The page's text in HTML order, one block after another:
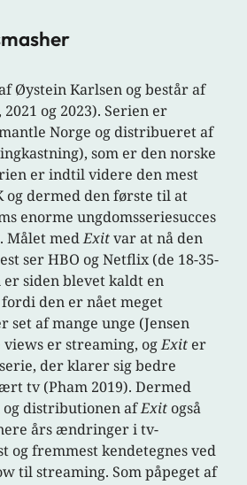
Øystein Karlsen og består af
og 2023). Serien er
Norge og distribueret af
som er den norske
er indtil videre den mest
og dermed den første til at
enorme ungdomsseriesucces
Målet medExitvar at nå den
ser HBO og Netflix (de 18-35-
siden blevet kaldt en
fordi den er nået meget
set af mange unge (Jensen
er streaming, ogExit er
der klarer sig bedre
tv (Pham 2019). Dermed
og distributionen afExit også
års ændringer i tv-
og fremmest kendetegnes ved
til streaming. Som påpeget af